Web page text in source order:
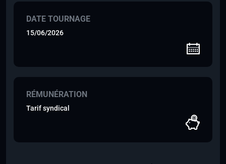
DATE TOURNAGE
15/06/2026
RÉMUNÉRATION
Tarif syndical